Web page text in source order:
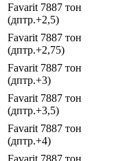
Favarit 7887 тон
(дптр.+2,5)
Favarit 7887 тон
(дптр.+2,75)
Favarit 7887 тон
(дптр.+3)
Favarit 7887 тон
(дптр.+3,5)
Favarit 7887 тон
(дптр.+4)
Favarit 7887 тон